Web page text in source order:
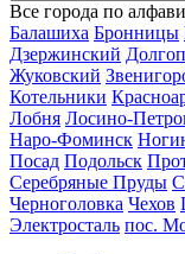
Все города по
Балашиха Бронницы
Дзержинский
Жуковский
Котельники
Лобня Лосино-
Наро-Фоминск
Посад Подольск
Серебряные Пруды
Черноголовка Чехов
Электросталь пос.